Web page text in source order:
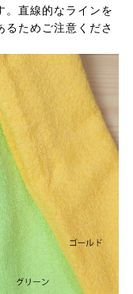
。直線的なラインを
るためご注意くださ